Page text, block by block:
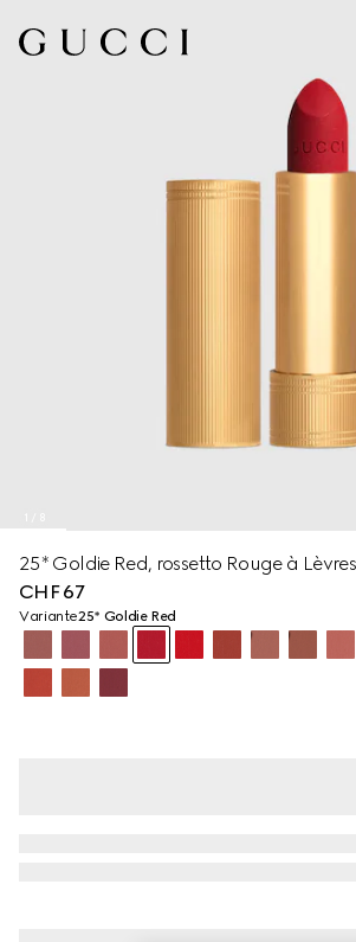
25* Goldie Red, rossetto Rouge à
CHF 67
Variante25* Goldie Red